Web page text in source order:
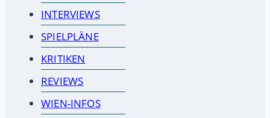
INTERVIEWS
SPIELPLÄNE
KRITIKEN
REVIEWS
WIEN-INFOS